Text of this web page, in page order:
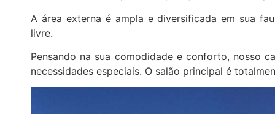
A área externa é ampla e diversificada em sua
livre.
Pensando na sua comodidade e conforto, nosso
necessidades especiais. O salão principal é